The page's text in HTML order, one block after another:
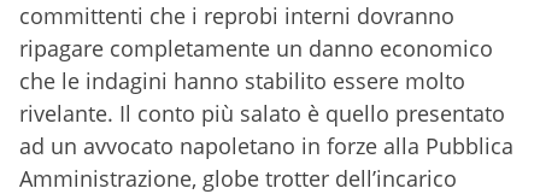
committenti che i reprobi interni dovranno
ripagare completamente un danno economico
che le indagini hanno stabilito essere molto
rivelante. Il conto più salato è quello presentato
ad un avvocato napoletano in forze alla Pubblica
Amministrazione, globe trotter dell’incarico